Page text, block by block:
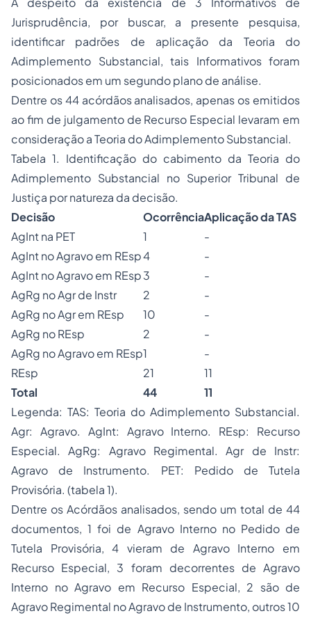
Jurisprudência, por buscar, a presente pesquisa,
identificar padrões de aplicação da Teoria do
Adimplemento Substancial, tais Informativos foram
posicionados em um segundo plano de análise.
Dentre os 44 acórdãos analisados, apenas os emitidos
ao fim de julgamento de Recurso Especial levaram em
consideração a Teoria do Adimplemento Substancial.
Tabela 1. Identificação do cabimento da Teoria do
Adimplemento Substancial no Superior Tribunal de
Justiça por natureza da decisão.
Decisão
OcorrênciaAplicação da TAS
AgInt na PET
1
-
AgInt no Agravo em REsp4
-
AgInt no Agravo em REsp3
-
AgRg no Agr de Instr
2
-
AgRg no Agr em REsp
10
-
AgRg no REsp
2
-
AgRg no Agravo em REsp1
-
REsp
21
11
Total
44
11
Legenda: TAS: Teoria do Adimplemento Substancial.
Agr: Agravo. AgInt: Agravo Interno. REsp: Recurso
Especial. AgRg: Agravo Regimental. Agr de Instr:
Agravo de Instrumento. PET: Pedido de Tutela
Provisória. (tabela 1).
Dentre os Acórdãos analisados, sendo um total de 44
documentos, 1 foi de Agravo Interno no Pedido de
Tutela Provisória, 4 vieram de Agravo Interno em
Recurso Especial, 3 foram decorrentes de Agravo
Interno no Agravo em Recurso Especial, 2 são de
Agravo Regimental no Agravo de Instrumento, outros 10